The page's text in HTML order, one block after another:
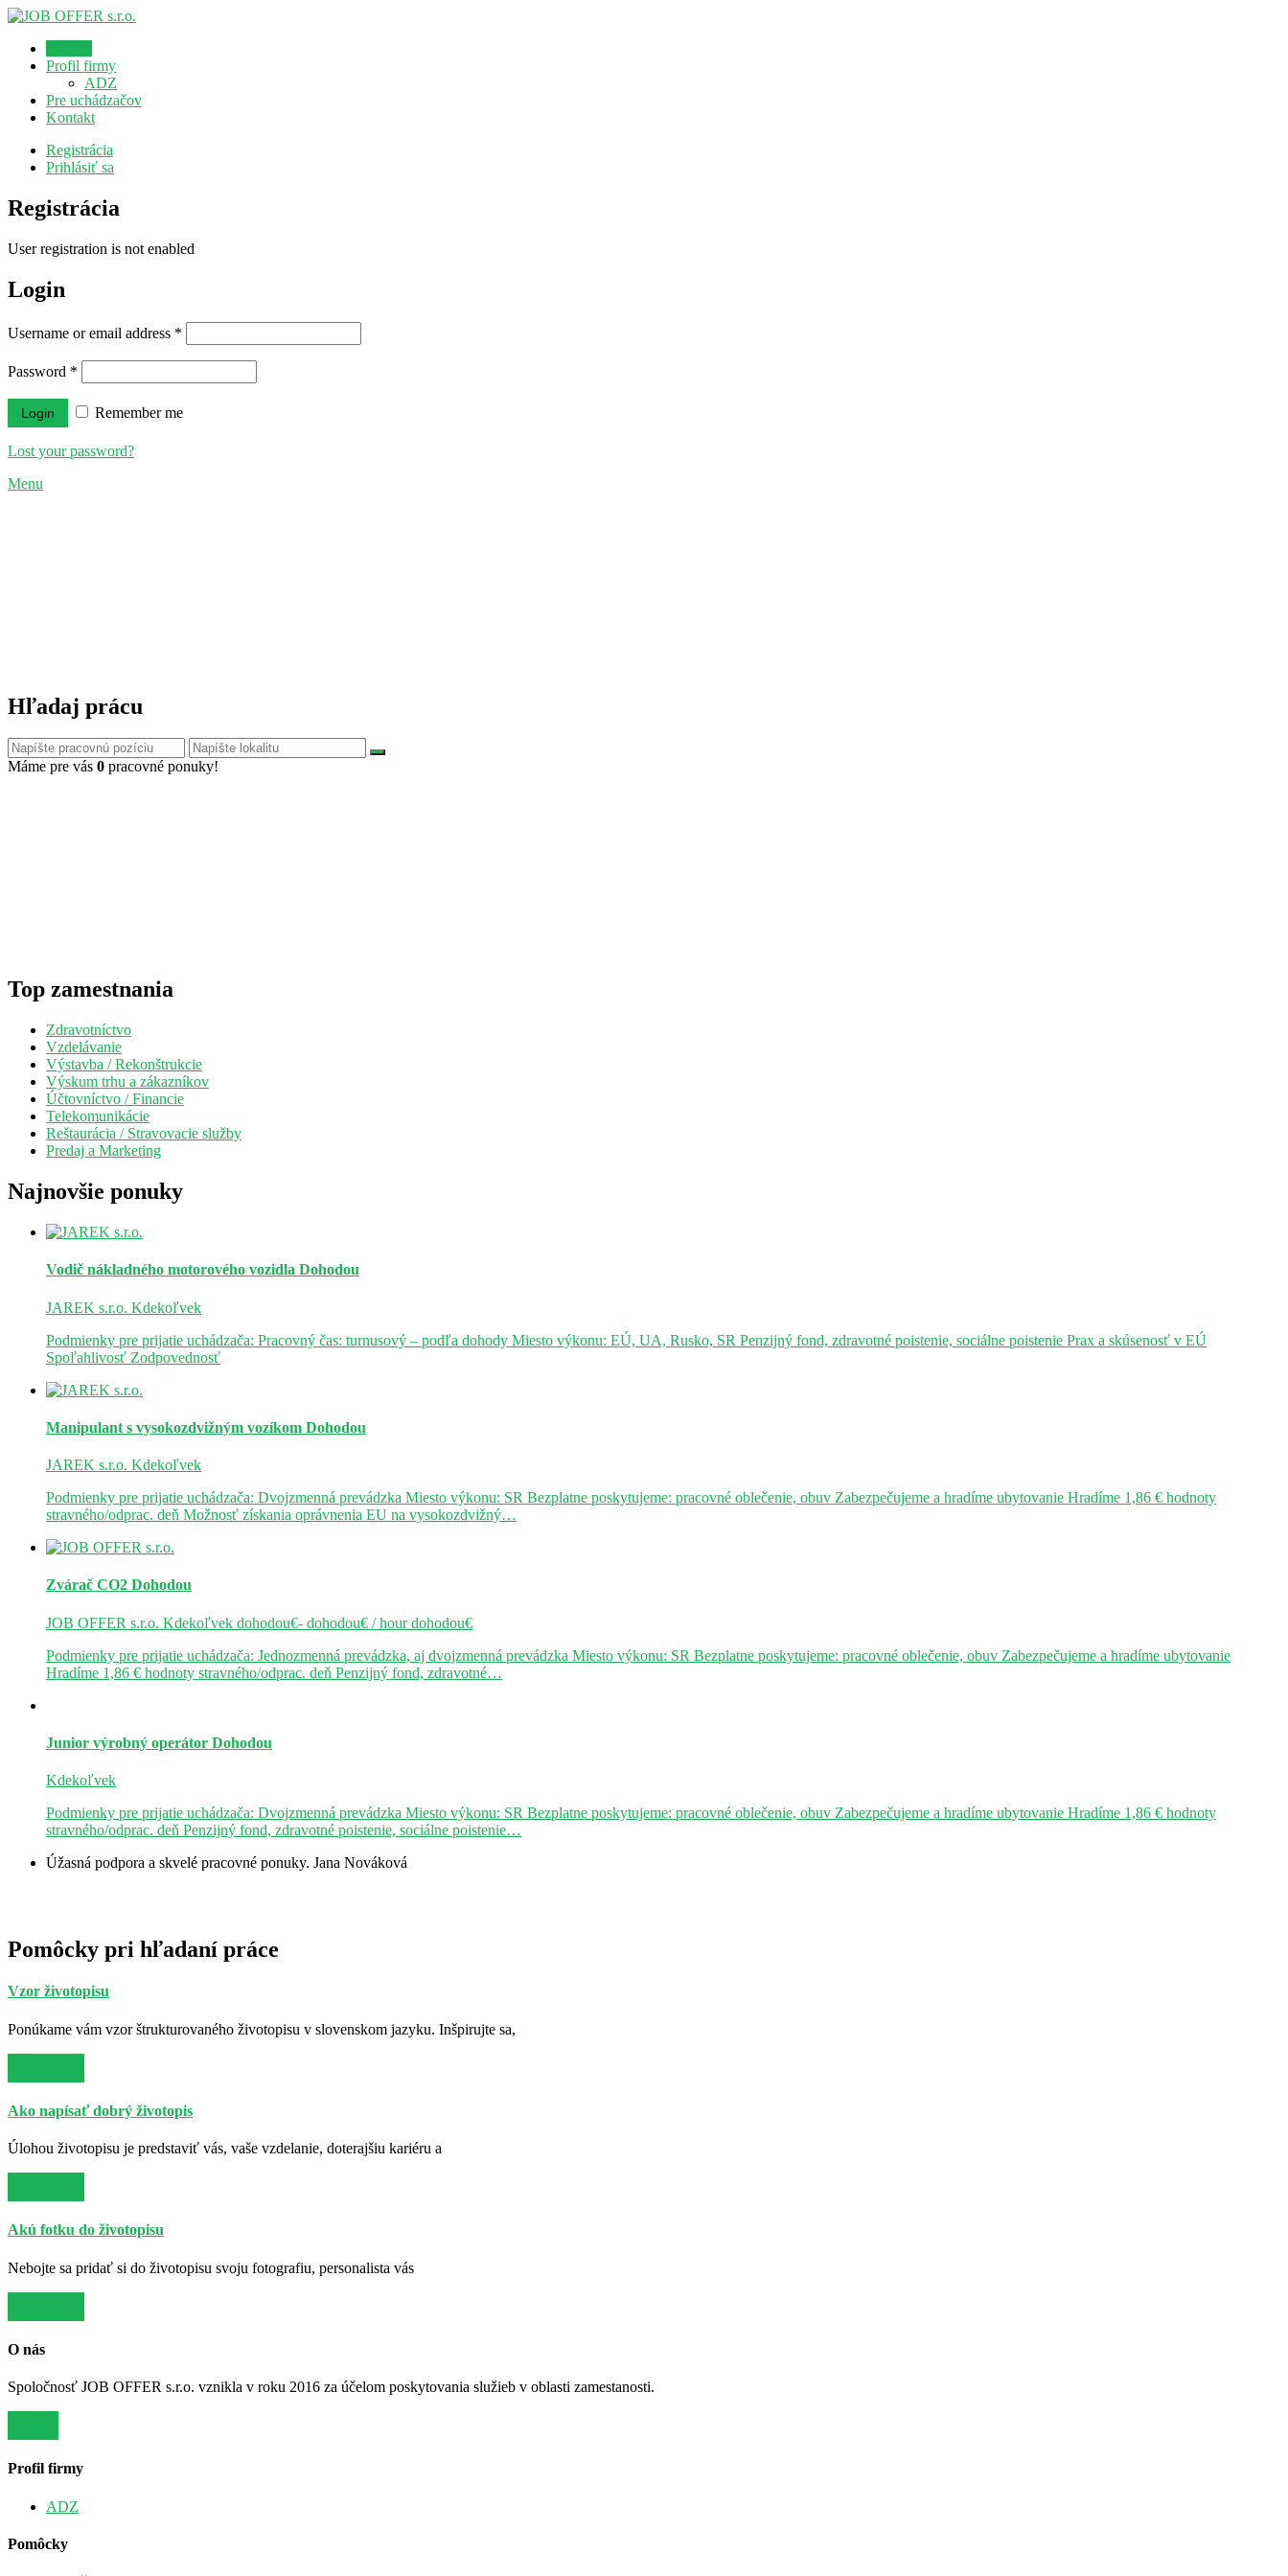
Profil firmy
ADZ
Pre uchádzačov
Kontakt
Registrácia
Prihlásiť sa
Registrácia
User registration is not enabled
Login
Username or email address *
Password *
Remember me
Lost your password?
Menu
Hľadaj prácu
Máme pre vás 0 pracovné ponuky!
Top zamestnania
Zdravotníctvo
Vzdelávanie
Výstavba / Rekonštrukcie
Výskum trhu a zákazníkov
Účtovníctvo / Financie
Telekomunikácie
Reštaurácia / Stravovacie služby
Predaj a Marketing
Najnovšie ponuky
Vodič nákladného motorového vozidla Dohodou
JAREK s.r.o. Kdekoľvek
Podmienky pre prijatie uchádzača: Pracovný čas: turnusový – podľa dohody Miesto výkonu: EÚ, UA, Rusko, SR Penzijný fond, zdravotné poistenie, sociálne poistenie Prax a skúsenosť v EÚ
Spoľahlivosť Zodpovednosť
Manipulant s vysokozdvižným vozíkom Dohodou
JAREK s.r.o. Kdekoľvek
Podmienky pre prijatie uchádzača: Dvojzmenná prevádzka Miesto výkonu: SR Bezplatne poskytujeme: pracovné oblečenie, obuv Zabezpečujeme a hradíme ubytovanie Hradíme 1,86 € hodnoty
stravného/odprac. deň Možnosť získania oprávnenia EU na vysokozdvižný…
Zvárač CO2 Dohodou
JOB OFFER s.r.o. Kdekoľvek dohodou€- dohodou€ / hourdohodou€
Podmienky pre prijatie uchádzača: Jednozmenná prevádzka, aj dvojzmenná prevádzka Miesto výkonu: SR Bezplatne poskytujeme: pracovné oblečenie, obuv Zabezpečujeme a hradíme ubytovanie
Hradíme 1,86 € hodnoty stravného/odprac. deň Penzijný fond, zdravotné…
Junior výrobný operátor Dohodou
Kdekoľvek
Podmienky pre prijatie uchádzača: Dvojzmenná prevádzka Miesto výkonu: SR Bezplatne poskytujeme: pracovné oblečenie, obuv Zabezpečujeme a hradíme ubytovanie Hradíme 1,86 € hodnoty
stravného/odprac. deň Penzijný fond, zdravotné poistenie, sociálne poistenie…
Úžasná podpora a skvelé pracovné ponuky. Jana Nováková
Pomôcky pri hľadaní práce
Vzor životopisu
Ponúkame vám vzor štrukturovaného životopisu v slovenskom jazyku. Inšpirujte sa,
Ako napísať dobrý životopis
Úlohou životopisu je predstaviť vás, vaše vzdelanie, doterajšiu kariéru a
Akú fotku do životopisu
Nebojte sa pridať si do životopisu svoju fotografiu, personalista vás
O nás
Spoločnosť JOB OFFER s.r.o. vznikla v roku 2016 za účelom poskytovania služieb v oblasti zamestanosti.
Profil firmy
ADZ
Pomôcky